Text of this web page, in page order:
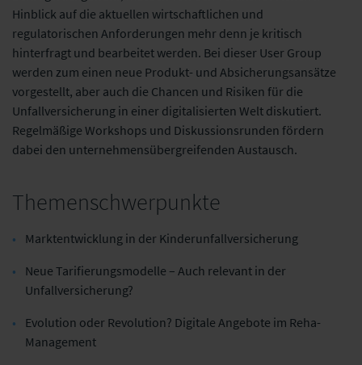
Hinblick auf die aktuellen wirtschaftlichen und
regulatorischen Anforderungen mehr denn je kritisch
hinterfragt und bearbeitet werden. Bei dieser User Group
werden zum einen neue Produkt- und Absicherungsansätze
vorgestellt, aber auch die Chancen und Risiken für die
Unfallversicherung in einer digitalisierten Welt diskutiert.
Regelmäßige Workshops und Diskussionsrunden fördern
dabei den unternehmensübergreifenden Austausch.
Themenschwerpunkte
Marktentwicklung in der Kinderunfallversicherung
Neue Tarifierungsmodelle – Auch relevant in der
Unfallversicherung?
Evolution oder Revolution? Digitale Angebote im Reha-
Management